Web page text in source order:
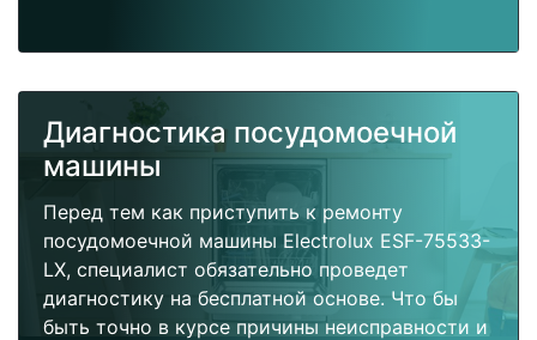
Диагностика посудомоечной
машины
Перед тем как приступить к ремонту
посудомоечной машины Electrolux ESF-75533-
LX, специалист обязательно проведет
диагностику на бесплатной основе. Что бы
быть точно в курсе причины неисправности и